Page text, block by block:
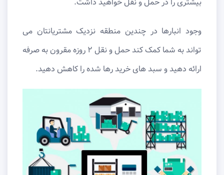
وجود انبارها در چندین منطقه نزدیک مشتریانتان می
تواند به شما کمک کند حمل و نقل ۲ روزه مقرون به صرفه
ارائه دهید و سبد های خرید رها شده را کاهش دهید.